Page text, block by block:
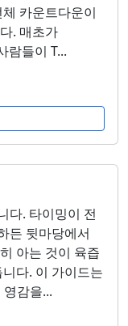
카운트다운이
. 매초가
람들이 T...
다. 타이밍이 전
든 뒷마당에서
아는 것이 육즙
다. 이 가이드는
감을...